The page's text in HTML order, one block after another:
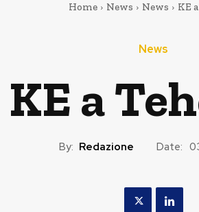
Home News News KE
News
KE a
By: Redazione Date: